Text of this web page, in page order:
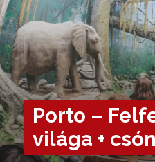
Porto –
világa +